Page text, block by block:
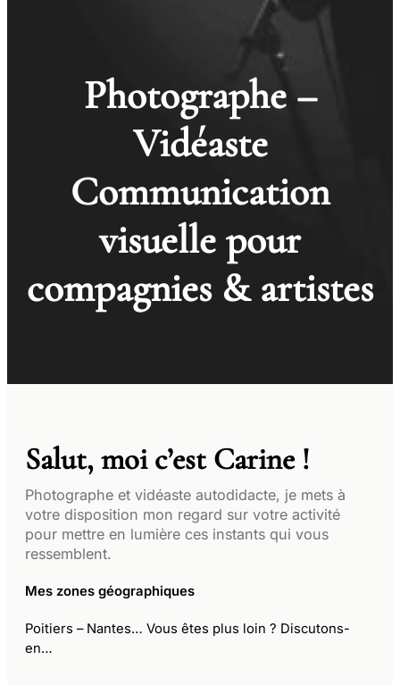
Photographe –
Vidéaste
Communication
visuelle pour
compagnies & artistes
Salut, moi c’est Carine !
Photographe et vidéaste autodidacte, je mets à
votre disposition mon regard sur votre activité
pour mettre en lumière ces instants qui vous
ressemblent.
Mes zones géographiques
Poitiers – Nantes​​… Vous êtes plus loin ? Discutons-
en…